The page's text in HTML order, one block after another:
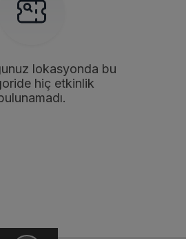
lokasyonda bu
hiç etkinlik